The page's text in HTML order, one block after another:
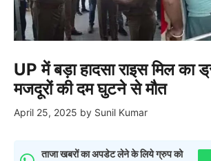
UP में बड़ा हादसा राइस मिल का
मजदूरों की दम घुटने से मौत
April 25, 2025 by Sunil Kumar
ताजा खबरों का अपडेट लेने के लिये ग्रुप को